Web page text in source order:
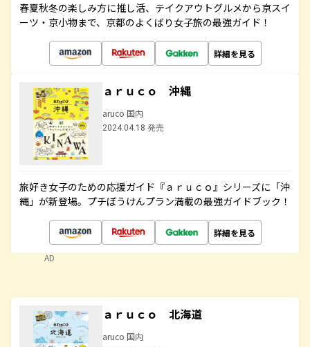
春夏秋冬の楽しみ方に推し活、テイクアウトグルメから京スイ
ーツ・京小物まで、京都のよくばり女子旅の最強ガイド！
詳細を見る
ａｒｕｃｏ 沖縄
aruco 国内
2024.04.18 発売
旅好き女子のための応援ガイド『ａｒｕｃｏ』シリーズに「沖
縄」が新登場。プチぼうけんプラン満載の最強ガイドブック！
詳細を見る
AD
ａｒｕｃｏ 北海道
aruco 国内